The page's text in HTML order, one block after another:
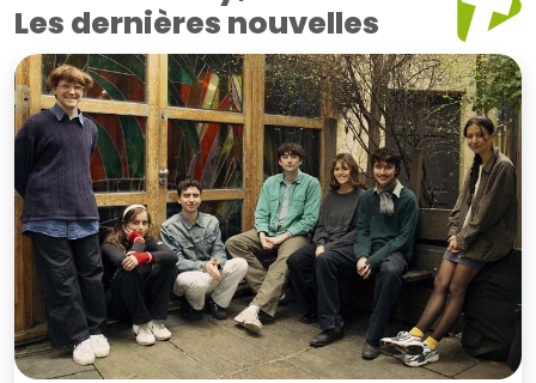
Les dernières nouvelles